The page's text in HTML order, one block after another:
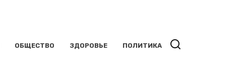
ОБЩЕСТВО ЗДОРОВЬЕ ПОЛИТИКА